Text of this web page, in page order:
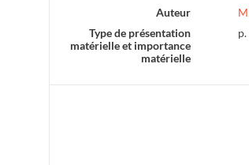
Auteur
Type de présentation
matérielle et importance
matérielle